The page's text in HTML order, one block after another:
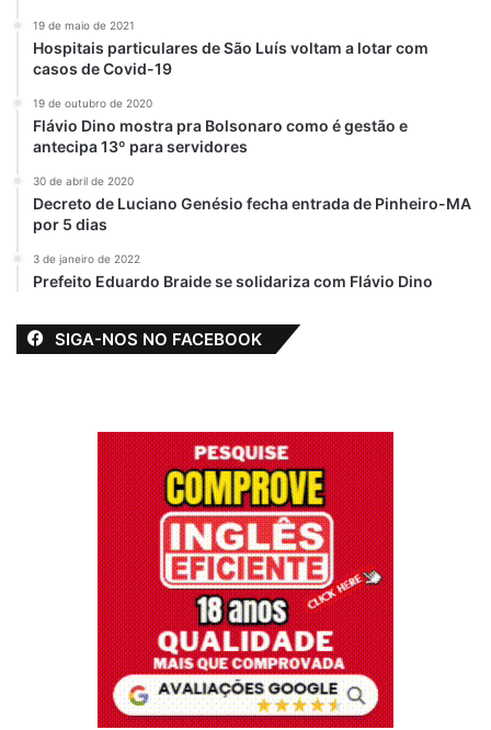
dizer muito obrigado”, agradeceu Tifany
Rana Moraes, de 25 anos, que é atendida
pelas técnicas do CRAS Maiobão.
Paço do Lumiar-
MA: Prefeita Paula
kits de enxoval
para gestantes
Em "PAÇO DO
LUMIAR-MA"
Paço do Lumiar-
carinho a 150
20 de junho de 2023
Em "PAÇO DO
do Lumiar fecha
semana de
atividades com
festa para as mães
na Vila Cafeteira
24 de maio de 2024
Em "MARANHÃO"
Enxoval Mães Maranhão
Paço do Lumiar Prefeita Paula Azevedo
19 de maio de 2021
Hospitais particulares de São Luís voltam a lotar com
casos de Covid-19
19 de outubro de 2020
Flávio Dino mostra pra Bolsonaro como é gestão e
antecipa 13º para servidores
30 de abril de 2020
Decreto de Luciano Genésio fecha entrada de Pinheiro-MA
por 5 dias
3 de janeiro de 2022
Prefeito Eduardo Braide se solidariza com Flávio Dino
SIGA-NOS NO FACEBOOK